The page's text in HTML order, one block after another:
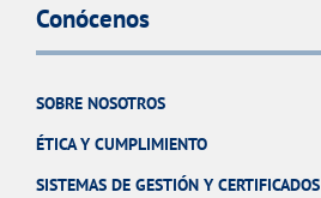
Conócenos
SOBRE NOSOTROS
ÉTICA Y CUMPLIMIENTO
SISTEMAS DE GESTIÓN Y CERTIFICADOS